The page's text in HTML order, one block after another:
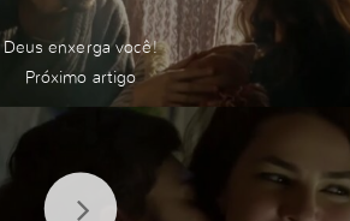
Deus enxerga você!